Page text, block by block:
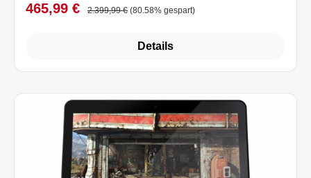
Verkaufspreis:
465,99 € Regulärer Preis:
2.399,99 € (80.58% gespart)
Details